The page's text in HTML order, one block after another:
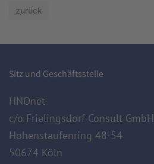
zurück
Sitz und Geschäftsstelle
HNOnet
c/o Frielingsdorf Consult GmbH
Hohenstaufenring 48-54
50674 Köln